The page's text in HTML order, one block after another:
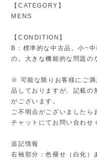
【CATEGORY】
MENS
【CONDITION】
B：標準的な中古品。小~
の。大きな機能的な問題の
※ 可能な限りお客様にご満
品しておりますが、記載の
がございます。
ご不明点がございましたら
チャットにてお問い合わせ
追記情報
右袖部分：色褪せ（白化）